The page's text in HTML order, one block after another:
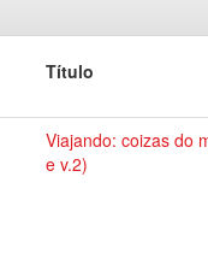
Título
Viajando: coizas do
e v.2)